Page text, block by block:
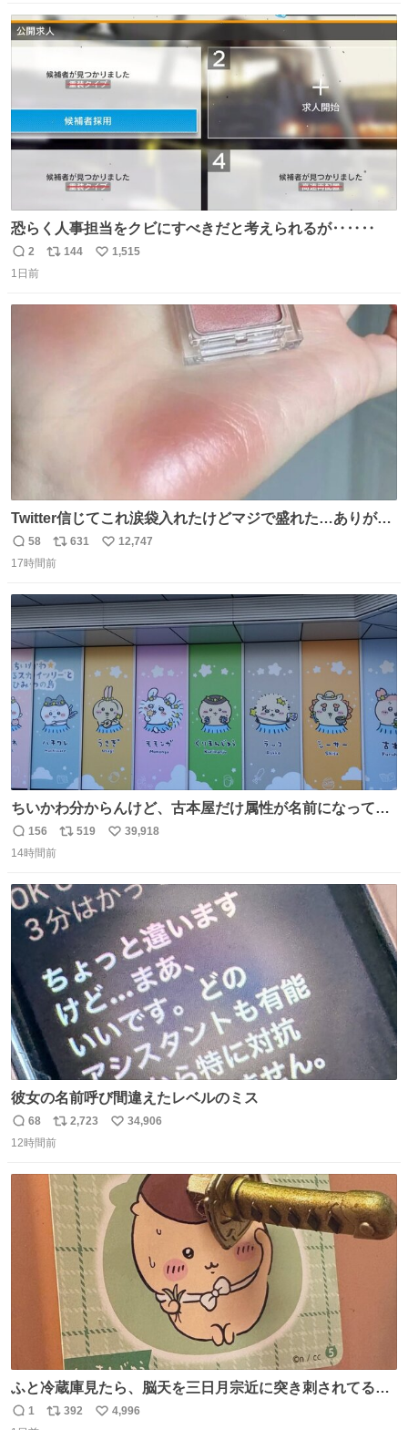
送設備に外部から不正に音声が流された可能性も含めて確
認を実施」と説明した。
ト
数
数
恐らく人事担当をクビにすべきだと考えられるが‥‥‥
返
信
2
リ
144
い
1,515
1日前
Twitter信じてこれ涙袋入れたけどマジで盛れた…ありがと
う…
返
信
58
リ
ポ
ト
数
631
い
数
12,747
17時間前
ちいかわ分からんけど、古本屋だけ属性が名前になってる
のはどういうこと？
返
信
156
リ
ト
数
519
い
数
39,918
14時間前
彼女の名前呼び間違えたレベルのミス
返
信
68
リ
ポ
ト
数
2,723
い
数
34,906
12時間前
ふと冷蔵庫見たら、脳天を三日月宗近に突き刺されてるく
りまんじゅうパイセンが
返
1
リ
392
い
4,996